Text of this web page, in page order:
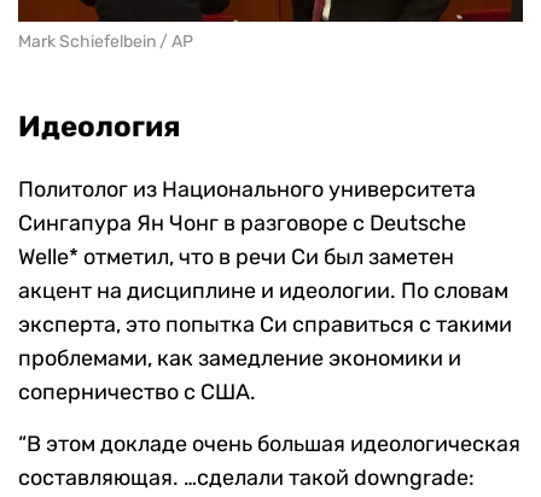
Mark Schiefelbein / AP
Идеология
Политолог из Национального университета
Сингапура Ян Чонг в разговоре с Deutsche
Welle* отметил, что в речи Си был заметен
акцент на дисциплине и идеологии. По словам
эксперта, это попытка Си справиться с такими
проблемами, как замедление экономики и
соперничество с США.
“В этом докладе очень большая идеологическая
составляющая. …сделали такой downgrade: